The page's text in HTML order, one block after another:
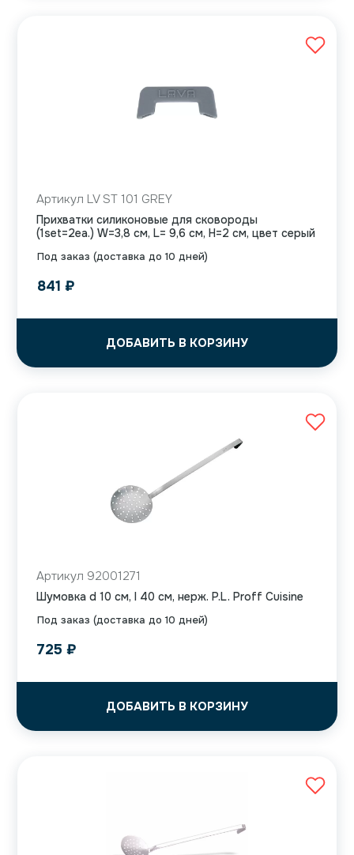
Под заказ (доставка до 10 дней)
Артикул LV ST 101 GREY
Прихватки силиконовые для сковороды
(1set=2ea.) W=3,8 см, L= 9,6 см, H=2 см, цвет серый
841 ₽
ДОБАВИТЬ В КОРЗИНУ
Под заказ (доставка до 10 дней)
Артикул 92001271
Шумовка d 10 см, l 40 см, нерж. P.L. Proff Cuisine
725 ₽
ДОБАВИТЬ В КОРЗИНУ